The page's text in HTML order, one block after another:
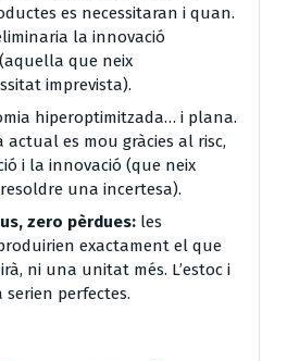
es necessitaran i quan.
la innovació
que neix
imprevista).
hiperoptimitzada… i plana.
actual es mou gràcies al risc,
i la innovació (que neix
una incertesa).
zero pèrdues: les
exactament el que
ni una unitat més. L’estoc i
perfectes.